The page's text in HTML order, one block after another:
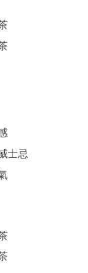
士忌